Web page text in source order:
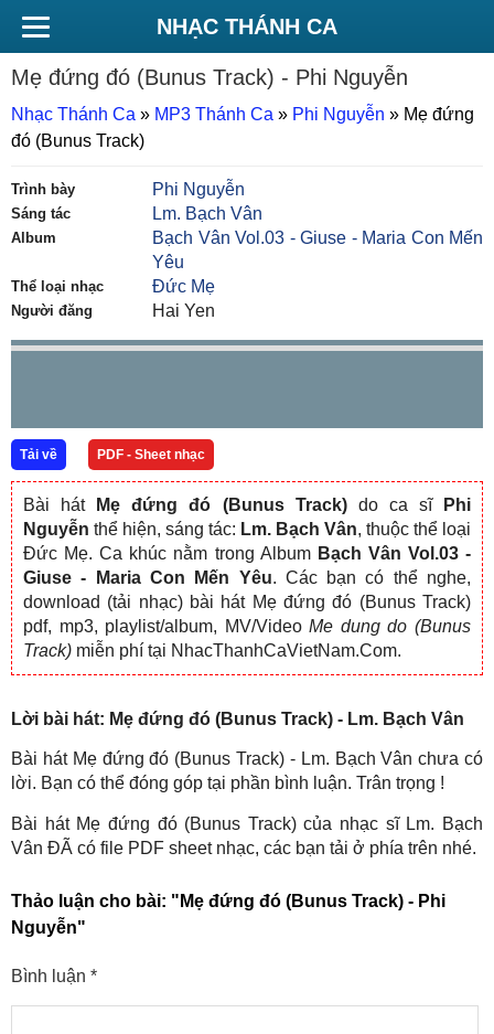
NHẠC THÁNH CA
Mẹ đứng đó (Bunus Track) - Phi Nguyễn
Nhạc Thánh Ca » MP3 Thánh Ca » Phi Nguyễn » Mẹ đứng
đó (Bunus Track)
Trình bày Phi Nguyễn
Sáng tác Lm. Bạch Vân
Album
Bạch Vân Vol.03 - Giuse - Maria Con Mến
Yêu
Thể loại nhạc Đức Mẹ
Người đăng Hai Yen
Tải về PDF - Sheet nhạc
Bài hát Mẹ đứng đó (Bunus Track)do ca sĩ
Phi
Nguyễn thể hiện, sáng tác: Lm. Bạch Vân, thuộc thể loại
Đức Mẹ. Ca khúc nằm trong Album Bạch Vân Vol.03 -
Giuse - Maria Con Mến Yêu. Các bạn có thể nghe,
download (tải nhạc) bài hát Mẹ đứng đó (Bunus Track)
pdf, mp3, playlist/album, MV/VideoMe dung do (Bunus
Track) miễn phí tại NhacThanhCaVietNam.Com.
Lời bài hát: Mẹ đứng đó (Bunus Track) - Lm. Bạch Vân
Bài hát Mẹ đứng đó (Bunus Track) - Lm. Bạch Vân chưa có
lời. Bạn có thể đóng góp tại phần bình luận. Trân trọng !
Bài hát Mẹ đứng đó (Bunus Track) của nhạc sĩ Lm. Bạch
Vân ĐÃ có file PDF sheet nhạc, các bạn tải ở phía trên nhé.
Thảo luận cho bài: "Mẹ đứng đó (Bunus Track) - Phi
Nguyễn"
Bình luận *